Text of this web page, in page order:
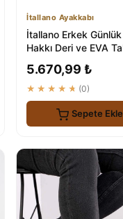
İtallano Ayakkabı
İtallano Erkek
Hakkı Deri ve EVA
5.670,99 ₺
★★★★★ (0)
Sepete Ekle